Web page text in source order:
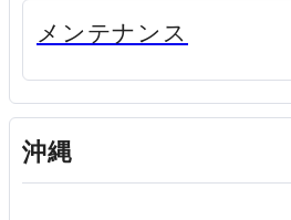
メンテナンス
沖縄